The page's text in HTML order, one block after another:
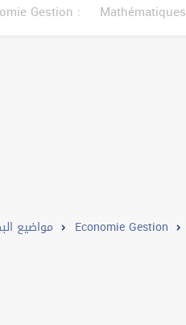
Gestion : Mathématiques
مواضيع Economie Gestion